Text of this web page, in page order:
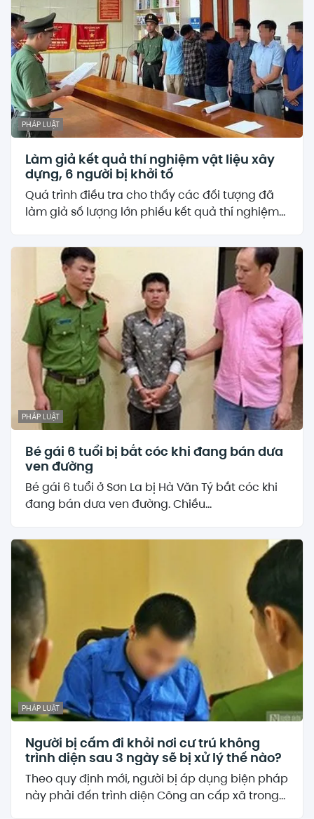
PHÁP LUẬT
Làm giả kết quả thí nghiệm vật liệu xây
dựng, 6 người bị khởi tố
Quá trình điều tra cho thấy các đối tượng đã
làm giả số lượng lớn phiếu kết quả thí nghiệm...
PHÁP LUẬT
Bé gái 6 tuổi bị bắt cóc khi đang bán dưa
ven đường
Bé gái 6 tuổi ở Sơn La bị Hà Văn Tý bắt cóc khi
đang bán dưa ven đường. Chiều...
PHÁP LUẬT
Người bị cấm đi khỏi nơi cư trú không
trình diện sau 3 ngày sẽ bị xử lý thế nào?
Theo quy định mới, người bị áp dụng biện pháp
này phải đến trình diện Công an cấp xã trong...